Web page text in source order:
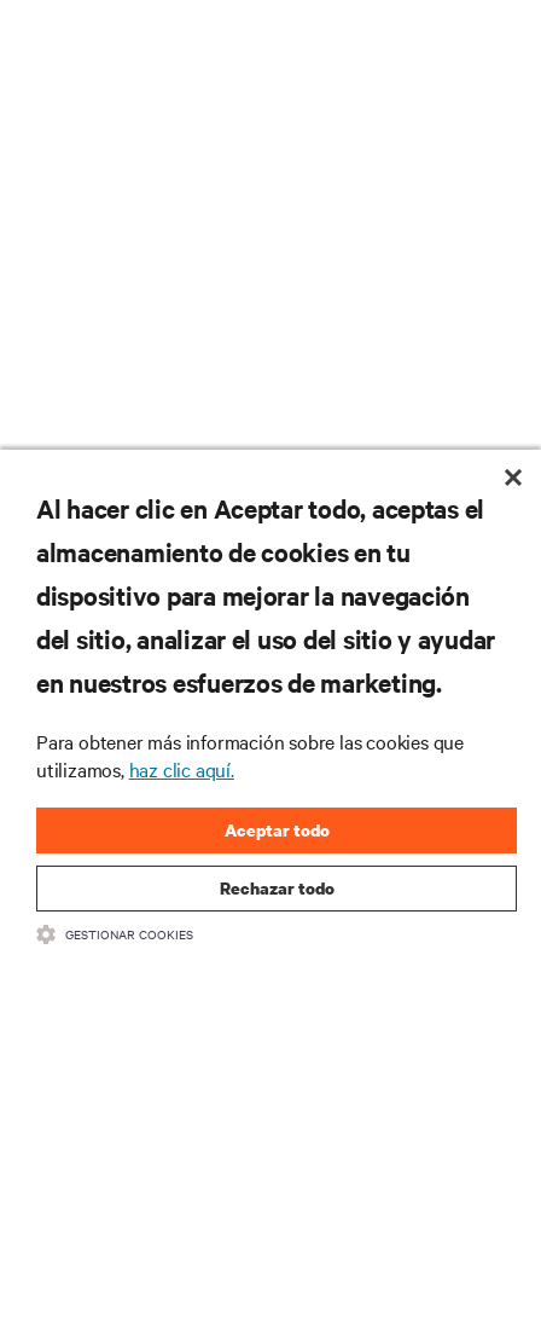
No se pierda nunca una
oferta
Regístrese en nuestra lista de correos
para recibir las últimas novedades de
industria de Vertiv.
REGISTRARSE
Al hacer clic en Aceptar todo, aceptas el
almacenamiento de cookies en tu
dispositivo para mejorar la navegación
del sitio, analizar el uso del sitio y ayudar
en nuestros esfuerzos de marketing.
Para obtener más información sobre las cookies que
utilizamos, haz clic aquí.
Rechazar todo
Aceptar todo
GESTIONAR COOKIES